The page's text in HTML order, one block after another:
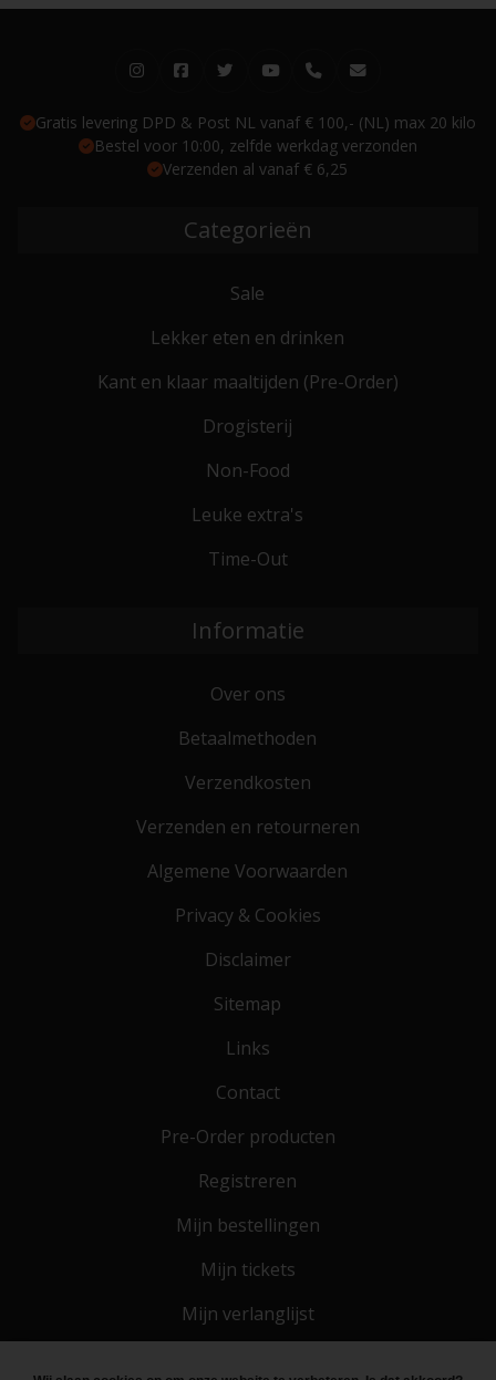
Gratis levering DPD & Post NL vanaf € 100,- (NL) max 20 kilo
Bestel voor 10:00, zelfde werkdag verzonden
Verzenden al vanaf € 6,25
Categorieën
Sale
Lekker eten en drinken
Kant en klaar maaltijden (Pre-Order)
Drogisterij
Non-Food
Leuke extra's
Time-Out
Informatie
Over ons
Betaalmethoden
Verzendkosten
Verzenden en retourneren
Algemene Voorwaarden
Privacy & Cookies
Disclaimer
Sitemap
Links
Contact
Pre-Order producten
Registreren
Mijn bestellingen
Mijn tickets
Mijn verlanglijst